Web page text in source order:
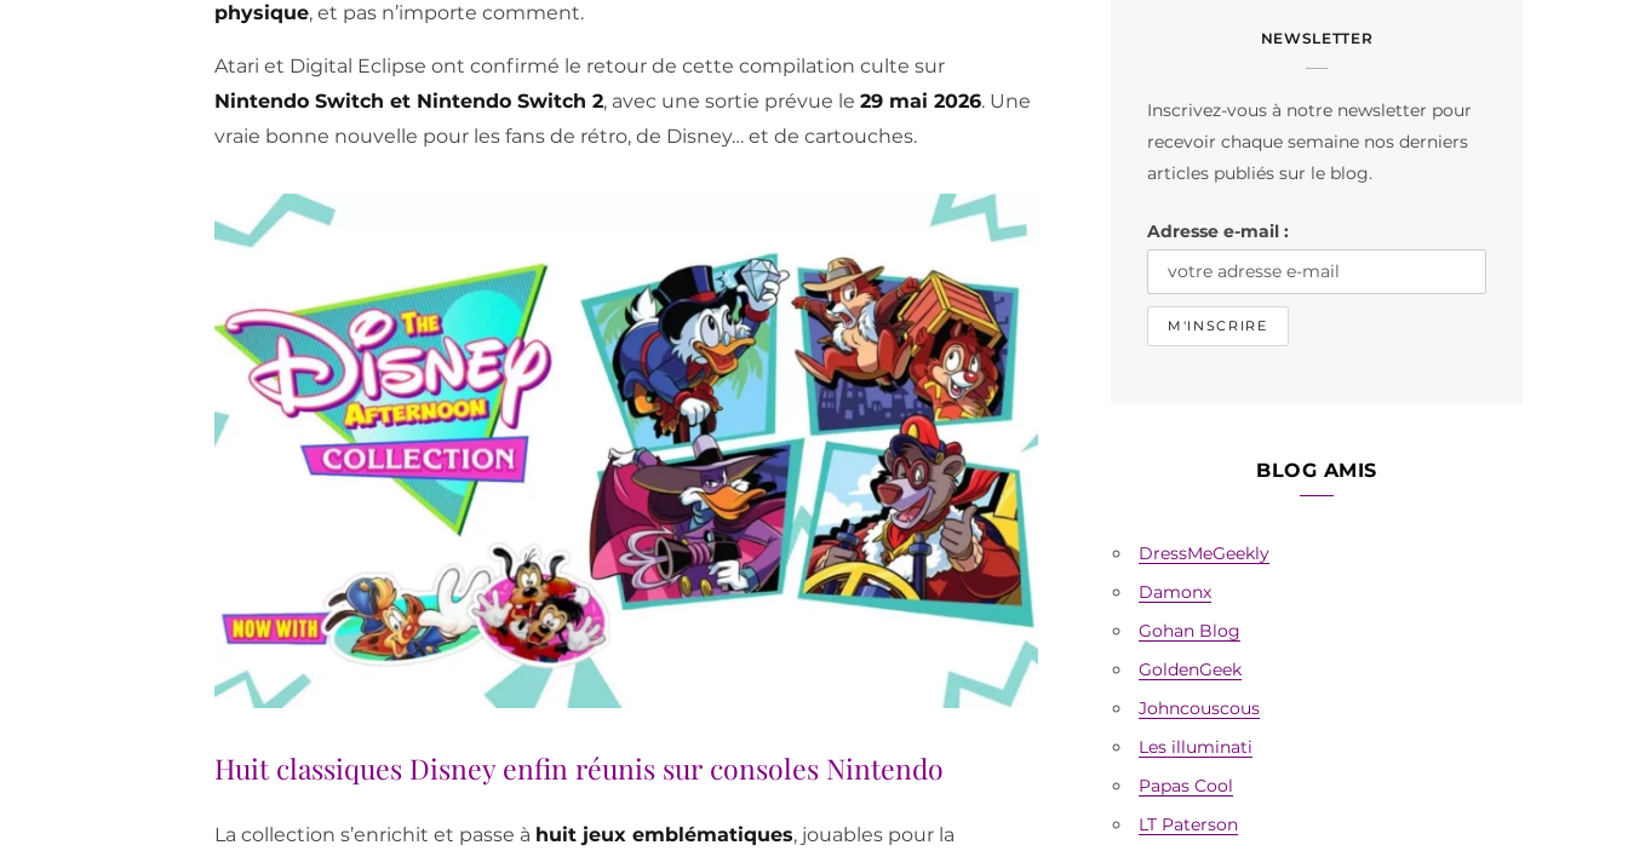
physique, et pas n’importe comment.
Atari et Digital Eclipse ont confirmé le retour de cette compilation culte sur
Nintendo Switch et Nintendo Switch 2, avec une sortie prévue le 29 mai 2026. Une
vraie bonne nouvelle pour les fans de rétro, de Disney… et de cartouches.
Huit classiques Disney enfin réunis sur consoles Nintendo
La collection s’enrichit et passe à huit jeux emblématiques, jouables pour la
e
o
t
r
m
T
NEWSLETTER
Inscrivez-vous à notre newsletter pour
recevoir chaque semaine nos derniers
articles publiés sur le blog.
Adresse e-mail :
BLOG AMIS
DressMeGeekly
Damonx
Gohan Blog
GoldenGeek
Johncouscous
Les illuminati
Papas Cool
LT Paterson